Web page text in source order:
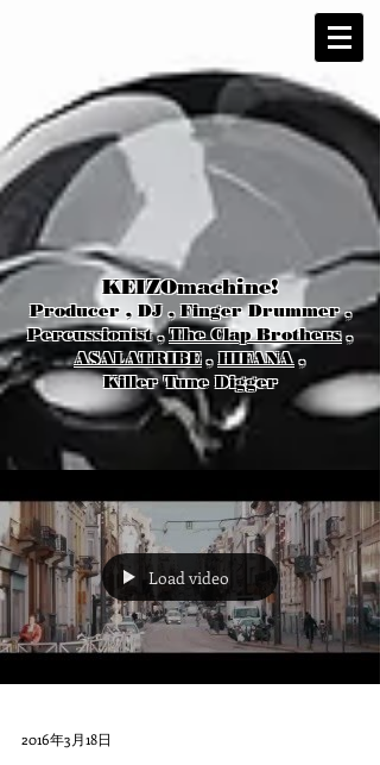
KEIZOmachine!
Producer , DJ , Finger Drummer ,
Percussionist ,The Clap Brothers,
ASALATRIBE,HIFANA,
Killer Tune Digger
Load video
2016年3月18日